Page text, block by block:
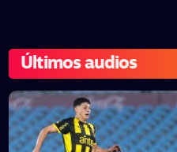
Últimos audios